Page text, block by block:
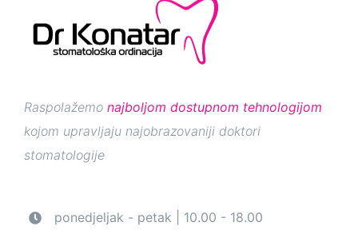
Raspolažemo najboljom dostupnom tehnologijom
kojom upravljaju najobrazovaniji doktori
stomatologije
ponedjeljak - petak | 10.00 - 18.00